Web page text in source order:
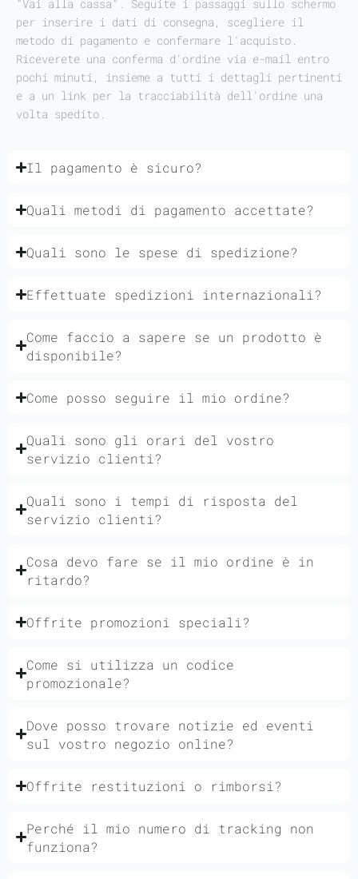
"Vai alla cassa". Seguite i passaggi sullo schermo
per inserire i dati di consegna, scegliere il
metodo di pagamento e confermare l'acquisto.
Riceverete una conferma d'ordine via e-mail entro
pochi minuti, insieme a tutti i dettagli pertinenti
e a un link per la tracciabilità dell'ordine una
volta spedito.
Il pagamento è sicuro?
Quali metodi di pagamento accettate?
Quali sono le spese di spedizione?
Effettuate spedizioni internazionali?
Come faccio a sapere se un prodotto è
disponibile?
Come posso seguire il mio ordine?
Quali sono gli orari del vostro
servizio clienti?
Quali sono i tempi di risposta del
servizio clienti?
Cosa devo fare se il mio ordine è in
ritardo?
Offrite promozioni speciali?
Come si utilizza un codice
promozionale?
Dove posso trovare notizie ed eventi
sul vostro negozio online?
Offrite restituzioni o rimborsi?
Perché il mio numero di tracking non
funziona?